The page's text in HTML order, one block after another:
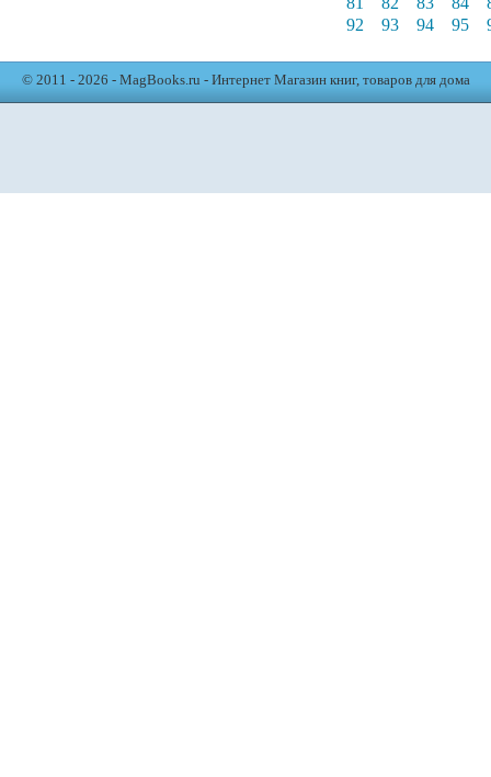
92
93 94 95
© 2011 - 2026 - MagBooks.ru - Интернет Магазин книг, товаров для дома